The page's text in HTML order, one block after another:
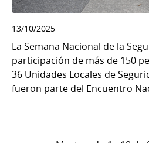
13/10/2025
La Semana Nacional de la
participación de más de 150
36 Unidades Locales de
fueron parte del Encuentro